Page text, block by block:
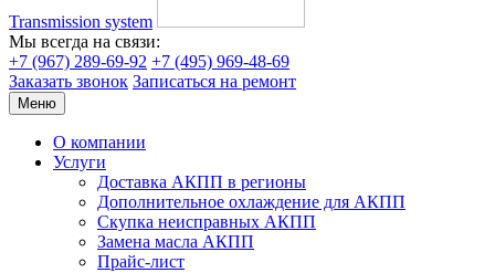
Transmission system
Мы всегда на связи:
+7 (967) 289-69-92 +7 (495) 969-48-69
Заказать звонок Записаться на ремонт
Меню
О компании
Услуги
Доставка АКПП в регионы
Дополнительное охлаждение для АКПП
Скупка неисправных АКПП
Замена масла АКПП
Прайс-лист